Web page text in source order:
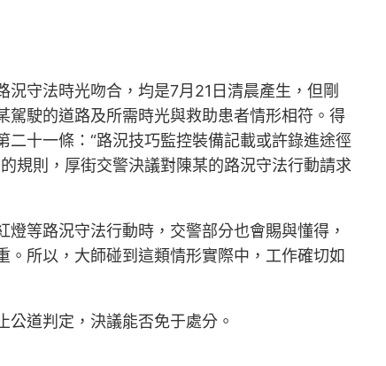
守法時光吻合，均是7月21日清晨產生，但剛
駛的道路及所需時光與救助患者情形相符。得
二十一條：“路況技巧監控裝備記載或許錄進途徑
規則，厚街交警決議對陳某的路況守法行動請求
等路況守法行動時，交警部分也會賜與懂得，
所以，大師碰到這類情形實際中，工作確切如
公道判定，決議能否免于處分。